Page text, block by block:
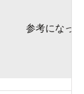
参考になった